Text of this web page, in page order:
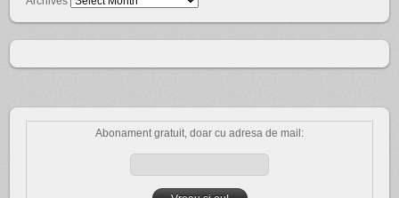
Abonament gratuit, doar cu adresa de mail: